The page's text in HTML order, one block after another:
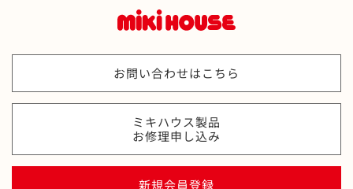
お問い合わせはこちら
ミキハウス製品
お修理申し込み
新規会員登録